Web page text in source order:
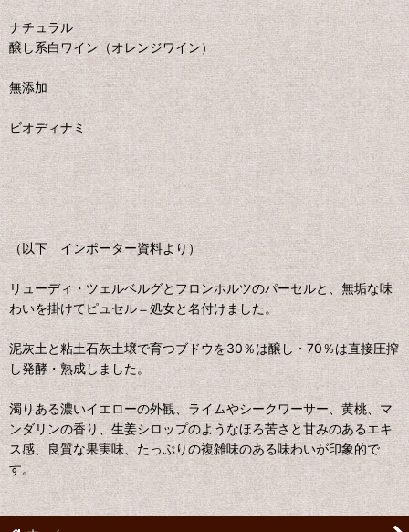
ナチュラル
醸し系白ワイン（オレンジワイン）
無添加
ビオディナミ
（以下 インポーター資料より）
リューディ・ツェルベルグとフロンホルツのパーセルと、無垢な味
わいを掛けてピュセル＝処女と名付けました。
泥灰土と粘土石灰土壌で育つブドウを30％は醸し・70％は直接圧搾
し発酵・熟成しました。
濁りある濃いイエローの外観、ライムやシークワーサー、黄桃、マ
ンダリンの香り、生姜シロップのようなほろ苦さと甘みのあるエキ
ス感、良質な果実味、たっぷりの複雑味のある味わいが印象的で
す。